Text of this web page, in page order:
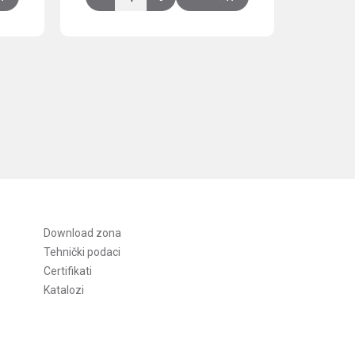
Download zona
Tehnički podaci
Certifikati
Katalozi